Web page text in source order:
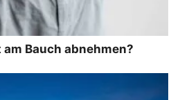
Bauch abnehmen?